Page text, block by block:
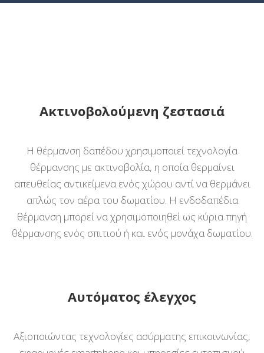
Ακτινοβολούμενη ζεστασιά
Η θέρμανση δαπέδου χρησιμοποιεί τεχνολογία
θέρμανσης με ακτινοβολία, η οποία θερμαίνει
απευθείας αντικείμενα ενός χώρου αντί να θερμάνει
απλώς τον αέρα του δωματίου. Η ενδοδαπέδια
θέρμανση μπορεί να χρησιμοποιηθεί ως κύρια πηγή
θέρμανσης ενός σπιτιού ή και ενός μονάχα δωματίου.
Αυτόματος έλεγχος
Αξιοποιώντας τεχνολογίες ασύρματης επικοινωνίας,